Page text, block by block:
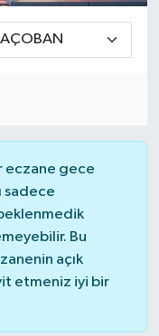
eczane gece
sadece
Bu
açık
etmeniz iyi bir